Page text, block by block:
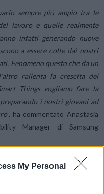
My Personal
sempre più ampio tra le
lavoro e quelle realmente
infatti generando nuove
a essere colte dai nostri
Fenomeno questo che da un
rallenta la crescita del
Things vogliamo fare la
i nostri giovani ad
”, ha commentato Anastasia
Manager di Samsung
intende dare l’opportunità